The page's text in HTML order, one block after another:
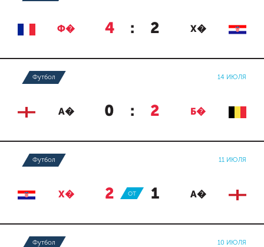
Ф� 4 : 2 Х�
Футбол 14 ИЮЛЯ
А� 0 : 2 Б�
Футбол 11 ИЮЛЯ
Х� 2 : 1 А�
ОТ
Футбол 10 ИЮЛЯ